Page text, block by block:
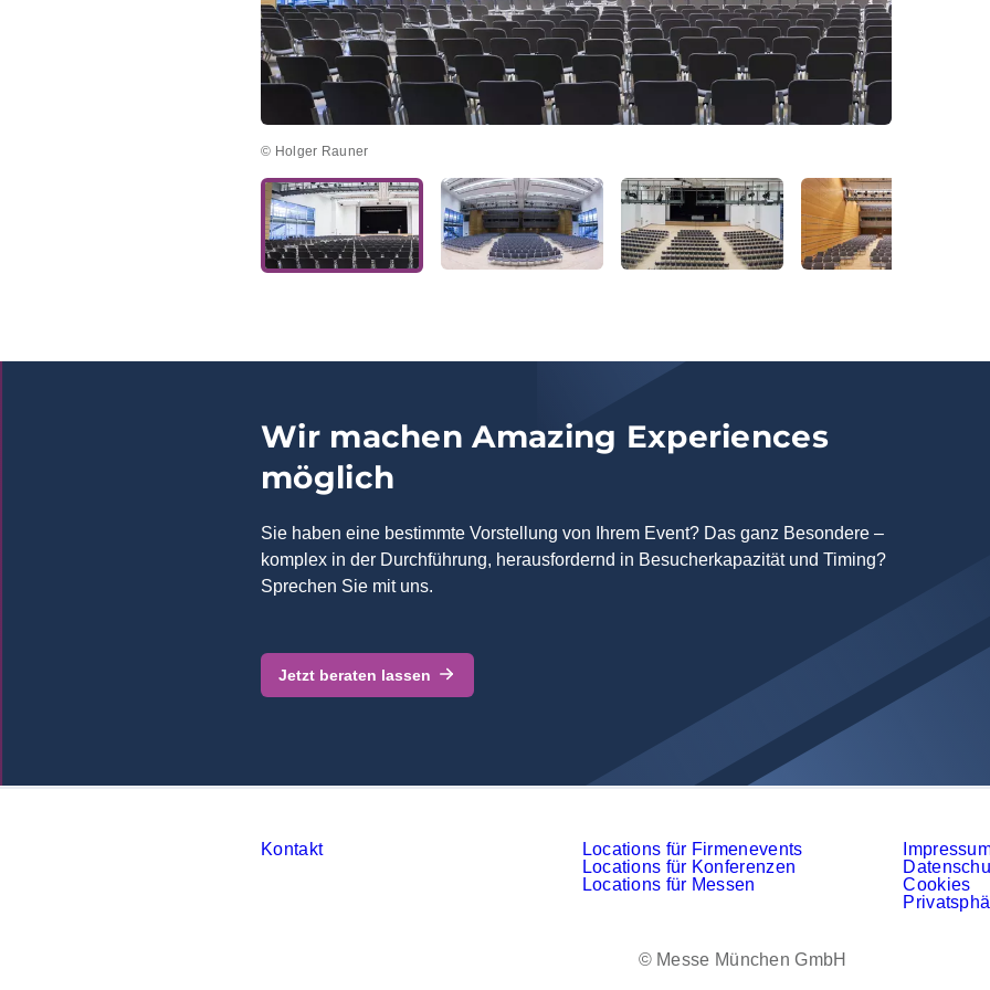
© Holger Rauner
Wir machen Amazing Experiences
möglich
Sie haben eine bestimmte Vorstellung von Ihrem Event? Das ganz Besondere –
komplex in der Durchführung, herausfordernd in Besucherkapazität und Timing?
Sprechen Sie mit uns.
Jetzt beraten lassen
Kontakt
Locations für Firmenevents
Locations für Konferenzen
Locations für Messen
Cookies
© Messe München GmbH